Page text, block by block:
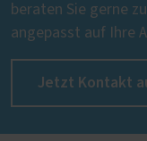
beraten Sie gerne
angepasst auf Ihre
Jetzt Kontakt